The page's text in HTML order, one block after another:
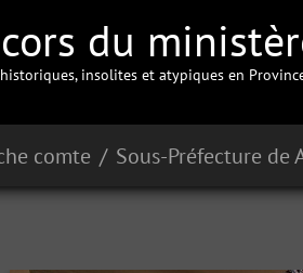
du
insolites et atypiques en
comte Sous-Préfecture de